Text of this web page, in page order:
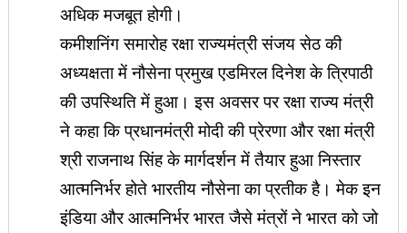
अधिक मजबूत होगी।
कमीशनिंग समारोह रक्षा राज्यमंत्री संजय सेठ की
अध्यक्षता में नौसेना प्रमुख एडमिरल दिनेश के त्रिपाठी
की उपस्थिति में हुआ। इस अवसर पर रक्षा राज्य मंत्री
ने कहा कि प्रधानमंत्री मोदी की प्रेरणा और रक्षा मंत्री
श्री राजनाथ सिंह के मार्गदर्शन में तैयार हुआ निस्तार
आत्मनिर्भर होते भारतीय नौसेना का प्रतीक है। मेक इन
इंडिया और आत्मनिर्भर भारत जैसे मंत्रों ने भारत को जो